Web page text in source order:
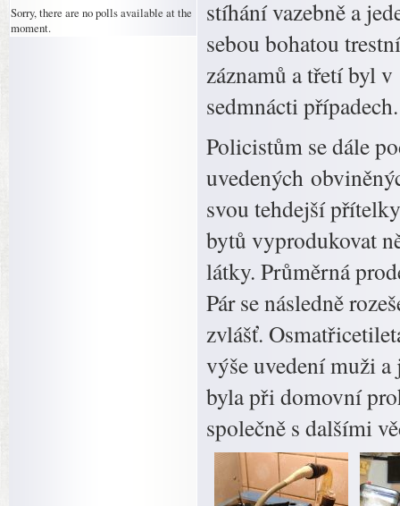
Sorry, there are no polls available at the
moment.
stíhání vazebně a
sebou bohatou
záznamů a třetí byl
sedmnácti případech.
Policistům se dále
uvedených
svou tehdejší
bytů vyprodukovat
látky. Průměrná
Pár se následně
zvlášť.
výše uvedení muži
byla při domovní
společně s dalšími